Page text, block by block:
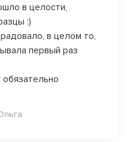
в целости,
:)
в целом то,
первый раз